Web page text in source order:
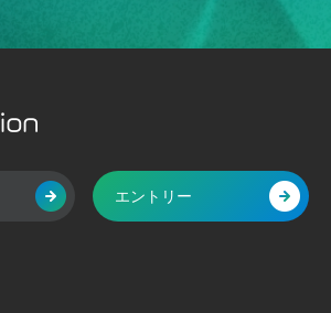
エントリー